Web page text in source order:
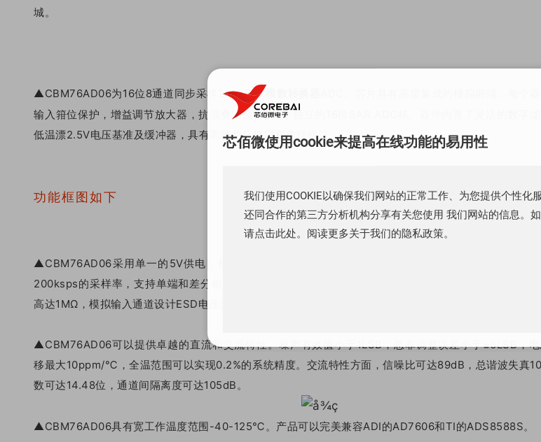
城。
▲CBM76AD06为16位8通道同步采样200kSPS
输入箝位保护，增益调节放大器，抗混叠滤波器和8个独立的16位SAR ADC核。器件内置了灵活的数字滤
低温漂2.5V电压基准及缓冲器，具有高速并行接口和串行接口。
功能框图如下
▲CBM76AD06采用单一的5V供电，模拟电压输入范围支持真双极性±10V和±5V信号输入，同时所有
200ksps的采样率，支持单端和差分输入模式。输入箝位电压保护±16.5V，实际测试可达±18V，每通
高达1MΩ，模拟输入通道设计ESD电压为±9kV，比竞争对手±7kV的ESD保护电压更加有保障。
▲CBM76AD06可以提供卓越的直流和交流特性。噪声有效值小于1LSB，总非调整误差小于±6LSB，
移最大10ppm/℃，全温范围可以实现0.2%的系统精度。交流特性方面，信噪比可达89dB，总谐波失真
数可达14.48位，通道间隔离度可达105dB。
▲CBM76AD06具有宽工作温度范围-40-125℃。产品可以完美兼容ADI的AD7606和TI的ADS8588S。
芯佰微使用cookie来提高在线功能的易用性
我们使用COOKIE以确保我们网站的正常工作、为您提供个性化
还同合作的第三方分析机构分享有关您使用 我们网站的信息。
请点击此处。阅读更多关于我们的隐私政策。